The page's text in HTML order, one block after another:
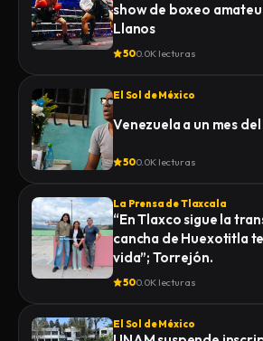
show de boxeo
Llanos
500.0K lecturas
El Sol de México
Venezuela a un mes
500.0K lecturas
La Prensa de Tlaxcala
“En Tlaxco sigue la
cancha de Huexotitla
vida”; Torrejón.
500.0K lecturas
El Sol de México